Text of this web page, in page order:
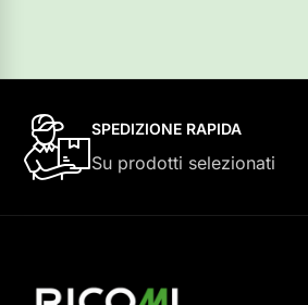
SPEDIZIONE RAPIDA
Su prodotti selezionati